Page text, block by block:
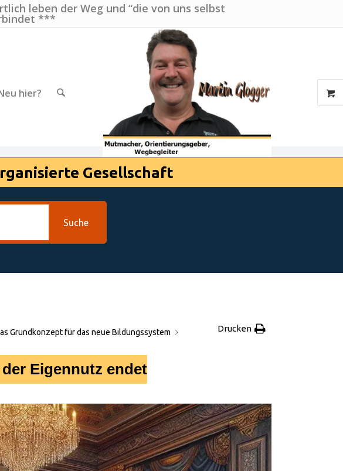
leben der Weg und “die von uns selbst
***
hier?
Gesellschaft
Suche
Grundkonzept für das neue Bildungssystem
Drucken
Eigennutz endet